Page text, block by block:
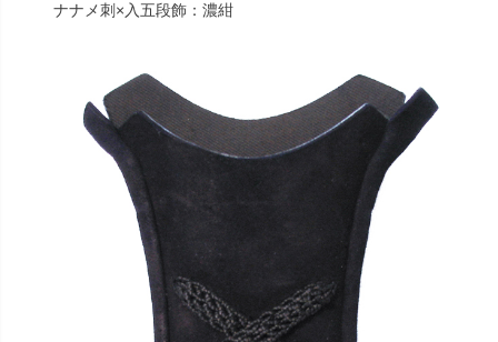
ナナメ刺×入五段飾：濃紺